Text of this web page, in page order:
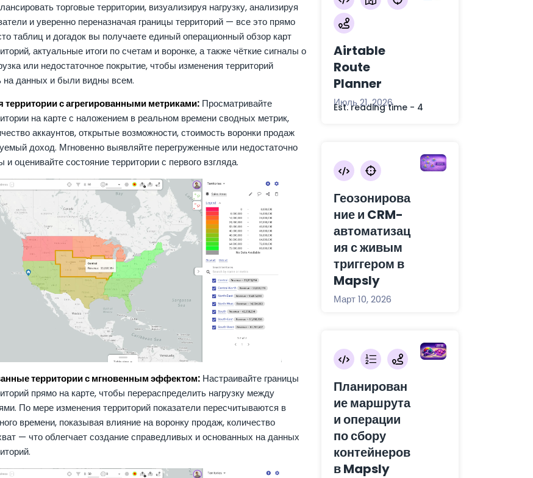
торговые территории, визуализируя нагрузку, анализируя
и уверенно переназначая границы территорий — все это прямо
таблиц и догадок вы получаете единый операционный обзор карт
актуальные итоги по счетам и воронке, а также чёткие сигналы о
или недостаточное покрытие, чтобы изменения территорий
на данных и были видны всем.
территории с агрегированными метриками: Просматривайте
на карте с наложением в реальном времени сводных метрик,
аккаунтов, открытые возможности, стоимость воронки продаж
доход. Мгновенно выявляйте перегруженные или недостаточно
и оценивайте состояние территории с первого взгляда.
территории с мгновенным эффектом: Настраивайте границы
прямо на карте, чтобы перераспределить нагрузку между
По мере изменения территорий показатели пересчитываются в
времени, показывая влияние на воронку продаж, количество
— что облегчает создание справедливых и основанных на данных
Airtable
Route
Planner
Июль 21, 2026
Est. reading time - 4
Геозонирова
ние и CRM-
автоматизац
ия с живым
триггером в
Mapsly
Март 10, 2026
Планирован
ие маршрута
и операции
по сбору
контейнеров
в Mapsly